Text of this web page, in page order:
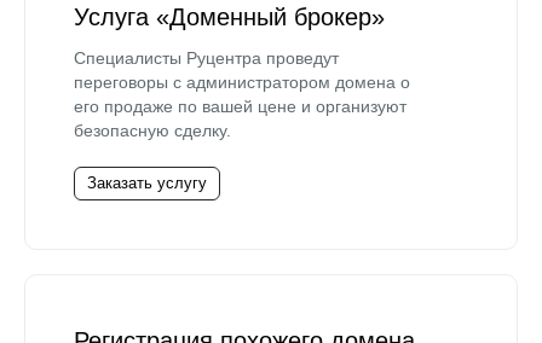
Услуга «Доменный брокер»
Специалисты Руцентра проведут
переговоры с администратором домена о
его продаже по вашей цене и организуют
безопасную сделку.
Заказать услугу